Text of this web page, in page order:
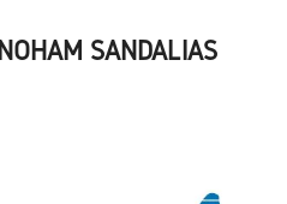
SANDALIAS